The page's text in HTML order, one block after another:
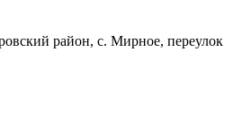
район, с. Мирное, переулок